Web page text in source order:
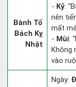
Bành Tổ
Bách Kỵ
Nhật
- Kỷ:
nên
mất
- Mùi:
Không
vào
Ngày: